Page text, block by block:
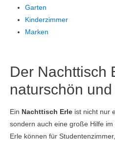
Garten
Kinderzimmer
Marken
Der Nachttisch
naturschön und
Ein Nachttisch Erle ist nicht nur
sondern auch eine große Hilfe
Erle können für